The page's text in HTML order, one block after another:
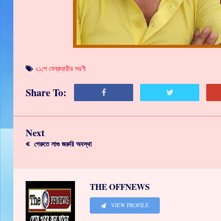
২১শে ফেব্রুয়ারীর সরণী
Share To:
Next
পেরুতে লাগু জরুরি অবস্থা
THE OFFNEWS
VIEW PROFILE